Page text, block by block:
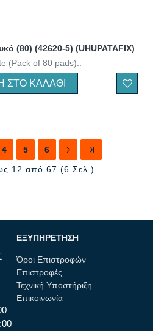
(80) (42620-5) (UHUPATAFIX)
(Pack of 80 pads)..
ΣΤΟ ΚΑΛΆΘΙ
4 5
6
12 από 67 (6 Σελ.)
ΕΞΥΠΗΡΈΤΗΣΗ
Όροι Επιστροφών
Επιστροφές
Τεχνική Υποστήριξη
Επικοινωνία